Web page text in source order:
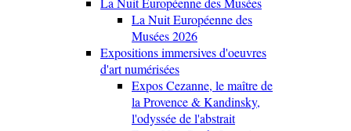
La Nuit Européenne des
Musées 2026
Expositions immersives d'oeuvres
d'art numérisées
Expos Cezanne, le maître de
la Provence & Kandinsky,
l'odyssée de l'abstrait